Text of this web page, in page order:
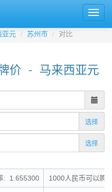
亚元 苏州市 对比
价 - 马来西亚元
选择
选择
: 1.655300 1000人民币可以购